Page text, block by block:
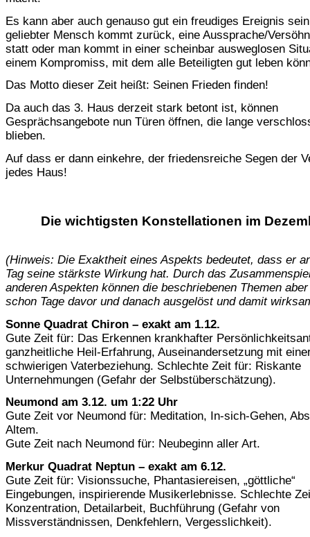
Es kann aber auch genauso gut ein freudiges Ereignis
geliebter Mensch kommt zurück, eine Aussprache/
statt oder man kommt in einer scheinbar ausweglosen
einem Kompromiss, mit dem alle Beteiligten gut leben
Das Motto dieser Zeit heißt: Seinen Frieden finden!
Da auch das 3. Haus derzeit stark betont ist, können
Gesprächsangebote nun Türen öffnen, die lange
blieben.
Auf dass er dann einkehre, der friedensreiche Segen der
jedes Haus!
Die wichtigsten Konstellationen im
(Hinweis: Die Exaktheit eines Aspekts bedeutet, dass er
Tag seine stärkste Wirkung hat. Durch das
anderen Aspekten können die beschriebenen Themen
schon Tage davor und danach ausgelöst und damit
Sonne Quadrat Chiron – exakt am 1.12.
Gute Zeit für: Das Erkennen krankhafter
ganzheitliche Heil-Erfahrung, Auseinandersetzung mit
schwierigen Vaterbeziehung. Schlechte Zeit für: Riskante
Unternehmungen (Gefahr der Selbstüberschätzung).
Neumond am 3.12. um 1:22 Uhr
Gute Zeit vor Neumond für: Meditation, In-sich-Gehen,
Altem.
Gute Zeit nach Neumond für: Neubeginn aller Art.
Merkur Quadrat Neptun – exakt am 6.12.
Gute Zeit für: Visionssuche, Phantasiereisen, „göttliche“
Eingebungen, inspirierende Musikerlebnisse. Schlechte
Konzentration, Detailarbeit, Buchführung (Gefahr von
Missverständnissen, Denkfehlern, Vergesslichkeit).